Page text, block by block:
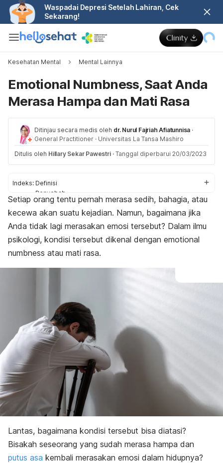
Waspadai Depresi Setelah Lahiran, Cek
Sekarang!
Kesehatan Mental Mental Lainnya
Emotional Numbness, Saat Anda
Merasa Hampa dan Mati Rasa
Ditinjau secara medis oleh dr. Nurul Fajriah Afiatunnisa ·
General Practitioner · Universitas La Tansa Mashiro
Ditulis oleh Hillary Sekar Pawestri · Tanggal diperbarui 20/03/2023
Indeks: Definisi
Penyebab
Tanda dan gejala
Cara mengatasi
Setiap orang tentu pernah merasa sedih, bahagia, atau
kecewa akan suatu kejadian. Namun, bagaimana jika
Anda tidak lagi merasakan emosi tersebut? Dalam ilmu
psikologi, kondisi tersebut dikenal dengan emotional
numbness atau mati rasa.
Lantas, bagaimana kondisi tersebut bisa diatasi?
Bisakah seseorang yang sudah merasa hampa dan
putus asa kembali merasakan emosi dalam hidupnya?